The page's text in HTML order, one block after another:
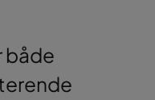
både